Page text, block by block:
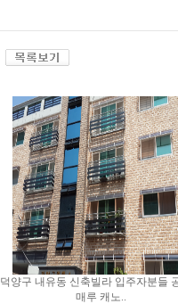
덕양구 내유동 신축빌라 입주자분들
매루 캐노..